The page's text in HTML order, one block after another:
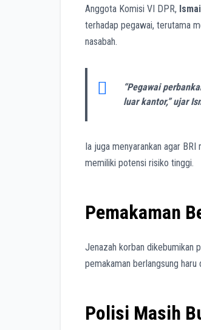
Anggota Komisi VI DPR,
terhadap pegawai, terutama
nasabah.
“Pegawai
luar kantor,” ujar
Ia juga menyarankan agar
memiliki potensi risiko tinggi.
Pemakaman
Jenazah korban dikebumikan
pemakaman berlangsung
Polisi Masih